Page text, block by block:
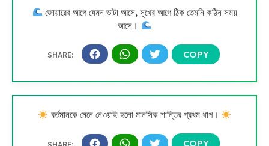
জোয়ারের আগে যেমন ভাটা আসে, সুখের আগে ঠিক তেমনি কঠিন সময়
আসে।
বর্তমানকে মেনে নেওয়াই হলো মানসিক শান্তির প্রথম ধাপ।